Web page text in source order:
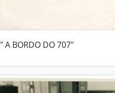
" A BORDO DO 707"